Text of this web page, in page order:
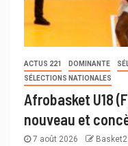
ACTUS 221 DOMINANTE
SÉLECTIONS NATIONALES
Afrobasket U18
nouveau et
7 août 2026